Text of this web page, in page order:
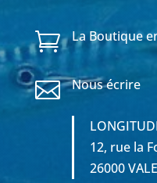
 La Boutique
 Nous écrire
12, rue la
26000